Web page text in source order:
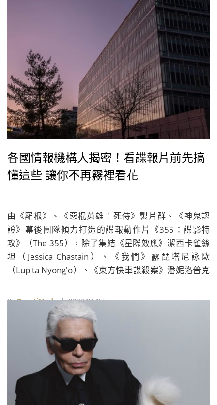
各國情報機構大揭密！看諜報片前先搞
懂這些 讓你不再霧裡看花
由《羅根》、《惡棍英雄：死侍》製片群、《神鬼認
證》幕後團隊傾力打造的諜報動作片《355：諜影特
攻》（The 355），除了集結《星際效應》潔西卡雀絲
坦（Jessica Chastain）、《我們》露琵塔尼詠歐
（Lupita Nyong'o）、《東方快車謀殺案》潘妮洛普克
（Diane Kruger）、《X戰警：未來昔日》范冰冰等實力
派金獎女星外，片中更出現美國中央情報局（CIA）、英
國軍情六處（MI6）、德國聯邦情報局（BND）等情報
機構跨國合作、並肩作戰的情節，但劇中角色背後的情
報機構，究竟是什麼來頭？
ByBeautiMode| 2022/01/27